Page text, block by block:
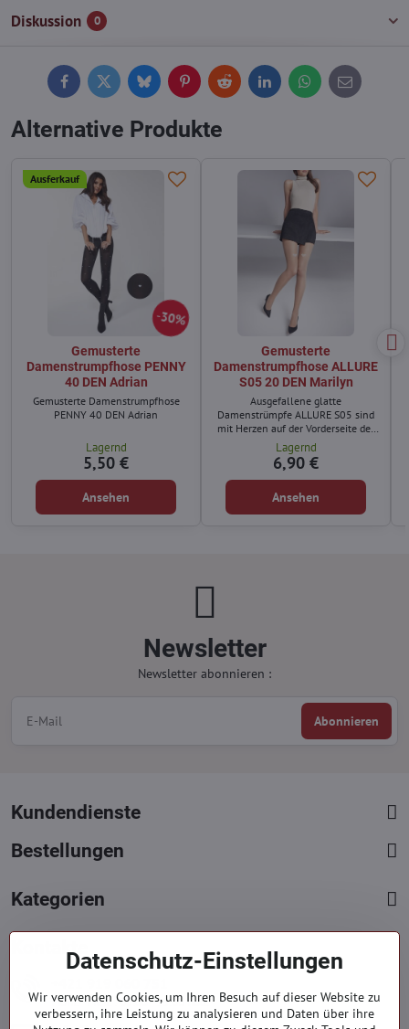
Diskussion 0
FacebookTwitterBlueskyPinterestReddit LinkedInWhatsApp
E-
mail
Alternative Produkte
30%
Ausferkauf
Gemusterte
Damenstrumpfhose PENNY
40 DEN Adrian
Gemusterte Damenstrumpfhose
PENNY 40 DEN Adrian
Lagernd
5,50 €
Ansehen
Gemusterte
Damenstrumpfhose ALLURE
S05 20 DEN Marilyn
Ausgefallene glatte
Damenstrümpfe ALLURE S05 sind
mit Herzen auf der Vorderseite der
Oberschenkel verziert.
Lagernd
6,90 €
Ansehen
Newsletter
Newsletter abonnieren :
Abonnieren
Kundendienste
Bestellungen
Kategorien
Kontakte
Mont. - Freit. : 09:00 - 15:00 hod.
Datenschutz-Einstellungen
Wir verwenden Cookies, um Ihren Besuch auf dieser Website zu
verbessern, ihre Leistung zu analysieren und Daten über ihre